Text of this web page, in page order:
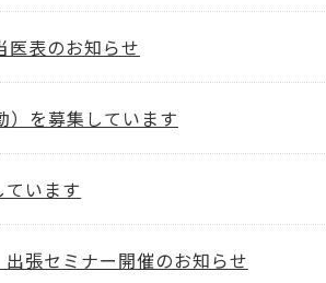
表のお知らせ
）を募集しています
います
張セミナー開催のお知らせ